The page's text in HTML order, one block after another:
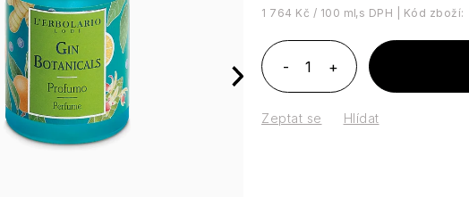
Měrná cena:
1 764 Kč / 100 ml Kód zboží:
Zeptat se Hlídat